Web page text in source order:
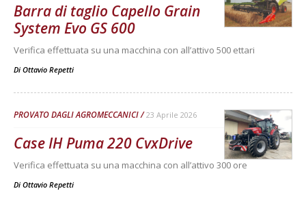
Barra di taglio Capello Grain
System Evo GS 600
Verifica effettuata su una macchina con all’attivo 500 ettari
Di Ottavio Repetti
PROVATO DAGLI AGROMECCANICI 23 Aprile 2026
Case IH Puma 220 CvxDrive
Verifica effettuata su una macchina con all’attivo 300 ore
Di Ottavio Repetti